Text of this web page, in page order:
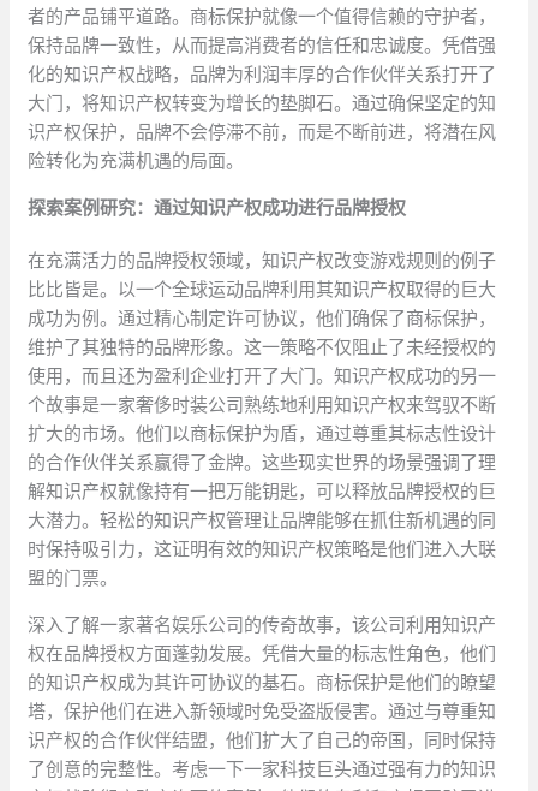
者的产品铺平道路。商标保护就像一个值得信赖的守护者，
保持品牌一致性，从而提高消费者的信任和忠诚度。凭借强
化的知识产权战略，品牌为利润丰厚的合作伙伴关系打开了
大门，将知识产权转变为增长的垫脚石。通过确保坚定的知
识产权保护，品牌不会停滞不前，而是不断前进，将潜在风
险转化为充满机遇的局面。
探索案例研究：通过知识产权成功进行品牌授权
在充满活力的品牌授权领域，知识产权改变游戏规则的例子
比比皆是。以一个全球运动品牌利用其知识产权取得的巨大
成功为例。通过精心制定许可协议，他们确保了商标保护，
维护了其独特的品牌形象。这一策略不仅阻止了未经授权的
使用，而且还为盈利企业打开了大门。知识产权成功的另一
个故事是一家奢侈时装公司熟练地利用知识产权来驾驭不断
扩大的市场。他们以商标保护为盾，通过尊重其标志性设计
的合作伙伴关系赢得了金牌。这些现实世界的场景强调了理
解知识产权就像持有一把万能钥匙，可以释放品牌授权的巨
大潜力。轻松的知识产权管理让品牌能够在抓住新机遇的同
时保持吸引力，这证明有效的知识产权策略是他们进入大联
盟的门票。
深入了解一家著名娱乐公司的传奇故事，该公司利用知识产
权在品牌授权方面蓬勃发展。凭借大量的标志性角色，他们
的知识产权成为其许可协议的基石。商标保护是他们的瞭望
塔，保护他们在进入新领域时免受盗版侵害。通过与尊重知
识产权的合作伙伴结盟，他们扩大了自己的帝国，同时保持
了创意的完整性。考虑一下一家科技巨头通过强有力的知识